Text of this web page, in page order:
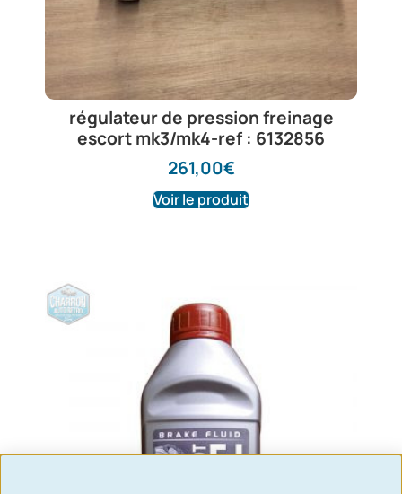
régulateur de pression freinage
escort mk3/mk4-ref : 6132856
261,00€
Voir le produit